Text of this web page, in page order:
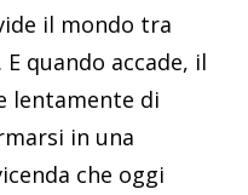
il mondo tra
quando accade, il
lentamente di
in una
che oggi